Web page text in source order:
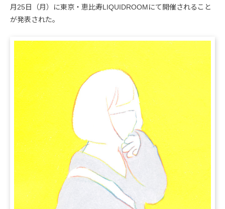
月25日（月）に東京・恵比寿LIQUIDROOMにて開催されること
が発表された。